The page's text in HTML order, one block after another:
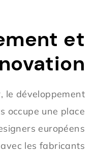
et
le développement
occupe une place
européens
les fabricants